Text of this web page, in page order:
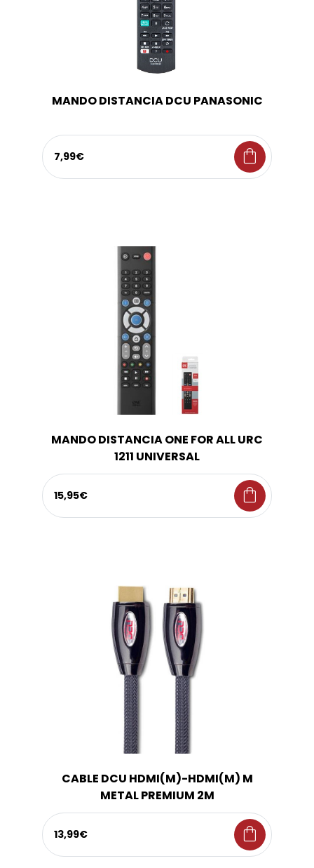
MANDO DISTANCIA DCU PANASONIC
7,99€ shopping_bag
MANDO DISTANCIA ONE FOR ALL URC
1211 UNIVERSAL
15,95€ shopping_bag
CABLE DCU HDMI(M)-HDMI(M) M
METAL PREMIUM 2M
13,99€ shopping_bag